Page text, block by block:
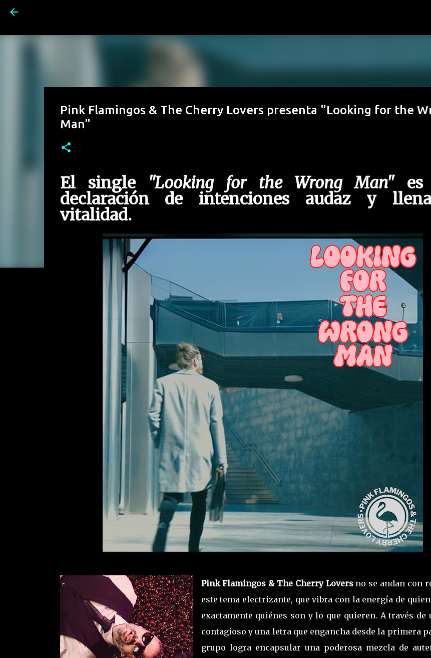
Pink Flamingos & The Cherry Lovers presenta "Looking for the
Man"
El single"Looking for the Wrong Man"es
declaración de intenciones audaz y
vitalidad.
Pink Flamingos & The Cherry Loversno se andan con
este tema electrizante, que vibra con la energía de
exactamente quiénes son y lo que quieren. A través
contagioso y una letra que engancha desde la primera
grupo logra encapsular una poderosa mezcla de